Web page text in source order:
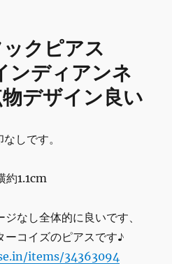
クピアス
ディアンネ
デザイン良い
しです。
約1.1cm
なし全体的に良いです、
ーコイズのピアスです♪
items/34363094